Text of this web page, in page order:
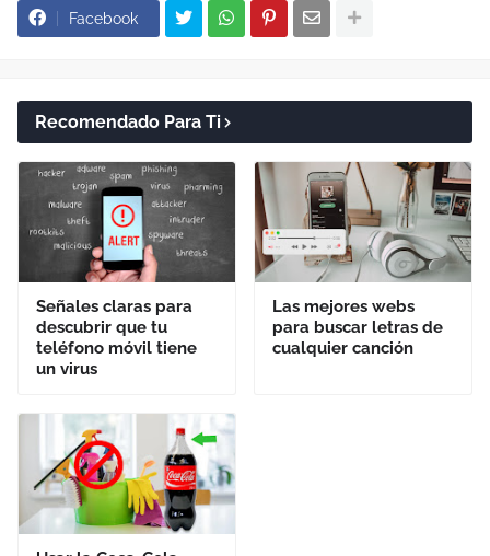
Facebook
Recomendado Para Ti
Señales claras para
descubrir que tu
teléfono móvil tiene
un virus
Las mejores webs
para buscar letras de
cualquier canción